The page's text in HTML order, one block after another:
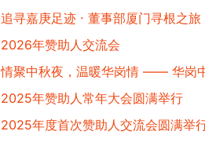
追寻嘉庚足迹 · 董事部厦门寻根之旅
2026年赞助人交流会
情聚中秋夜，温暖华岗情 —— 华岗
2025年赞助人常年大会圆满举行
2025年度首次赞助人交流会圆满举